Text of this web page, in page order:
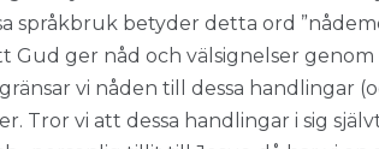
språkbruk betyder detta ord
Gud ger nåd och välsignelser
vi nåden till dessa handlingar
Tror vi att dessa handlingar i sig